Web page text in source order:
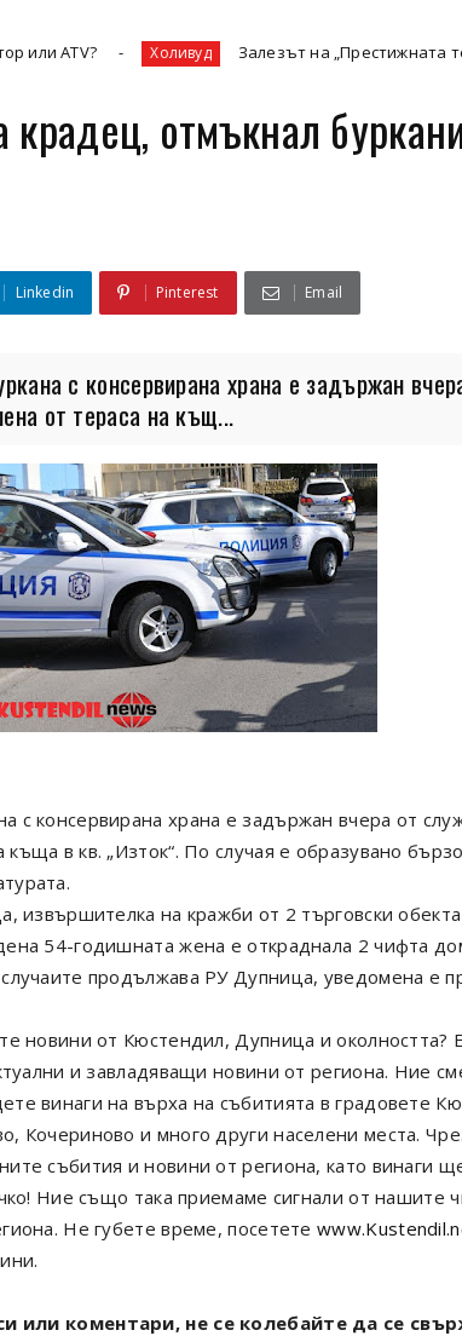
Холивуд Залезът на „Престижната телевизия“
отмъкнал
Linkedin Pinterest Email
с консервирана храна е задържан
от тераса на къщ...
с консервирана храна е задържан вчера от
в кв. „Изток“. По случая е образувано
извършителка на кражби от 2 търговски
54-годишната жена е откраднала 2 чифта
продължава РУ Дупница, уведомена е
новини от Кюстендил, Дупница и
и завладяващи новини от региона. Ние
винаги на върха на събитията в градовете
Кочериново и много други населени места.
събития и новини от региона, като винаги
Ние също така приемаме сигнали от нашите
Не губете време, посетете
или коментари, не се колебайте да се